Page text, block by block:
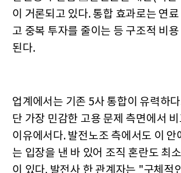
이 거론되고 있다. 통합 효과로는 연
고 중복 투자를 줄이는 등 구조적 비
된다.
업계에서는 기존 5사 통합이 유력하
단 가장 민감한 고용 문제 측면에서
이유에서다. 발전노조 측에서도 이 안
는 입장을 낸 바 있어 조직 혼란도 최
이 있다. 발전사 한 관계자는 "구체적